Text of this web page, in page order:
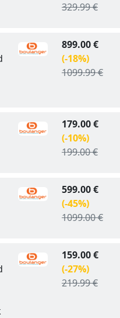
329.99 €
899.00 €
(-18%)
1099.99 €
179.00 €
(-10%)
199.00 €
599.00 €
(-45%)
1099.00 €
159.00 €
(-27%)
219.99 €